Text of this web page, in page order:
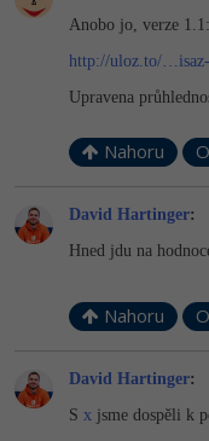
Anobo jo, verze 1.1:
http://uloz.to/
Upravena
Nahoru
David Hartinger:
Hned jdu na
Nahoru
David Hartinger:
S x jsme dospěli k